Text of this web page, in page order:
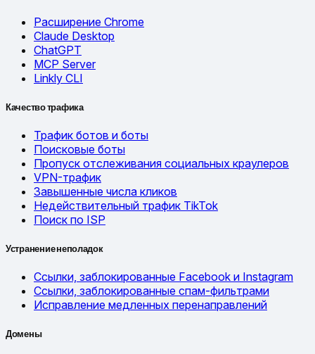
Расширение Chrome
Claude Desktop
ChatGPT
MCP Server
Linkly CLI
Качество трафика
Трафик ботов и боты
Поисковые боты
Пропуск отслеживания социальных краулеров
VPN-трафик
Завышенные числа кликов
Недействительный трафик TikTok
Поиск по ISP
Устранение неполадок
Ссылки, заблокированные Facebook и Instagram
Ссылки, заблокированные спам-фильтрами
Исправление медленных перенаправлений
Домены